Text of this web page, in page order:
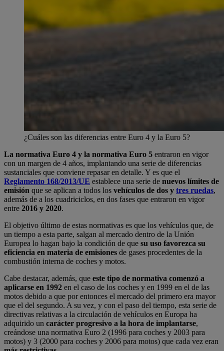
¿Cuáles son las diferencias entre Euro 4 y la Euro 5?
La normativa Euro 4 y la normativa Euro 5 entraron en vigor
con un margen de 4 años, implantando una serie de diferencias
sustanciales que conviene repasar en detalle. Y es que el
Reglamento 168/2013/UE establece una serie de nuevos límites de
emisión que se aplican a todos los vehículos de dos y tres ruedas,
además de a los cuadriciclos, en dos fases que entraron en vigor
entre 2016 y 2020.
El objetivo último de estas normativas es que los vehículos que, de
un tiempo a esta parte, salgan al mercado dentro de la Unión
Europea lo hagan bajo la condición de que su uso favorezca su
eficiencia en materia de emisiones de gases procedentes de la
combustión interna de coches y motos.
Cabe destacar, además, que este tipo de normativa comenzó a
aplicarse en 1992 en el caso de los coches y en 1999 en el de las
motos debido a que por entonces el mercado del primero era mayor
que el del segundo. A su vez, y con el paso del tiempo, esta serie de
directivas relativas a la circulación de vehículos en Europa ha
adquirido un carácter progresivo a la hora de implantarse,
creándose una normativa Euro 2 (1996 para coches y 2003 para
motos) y 3 (2000 para coches y 2006 para motos) que cada vez eran